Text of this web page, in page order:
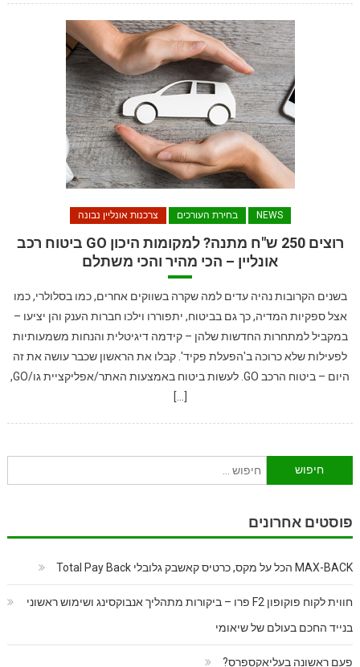
NEWS בחירת העורכים צרכנות אונליין נבונה
רוצים 250 ש"ח מתנה? למקומות היכון GO ביטוח רכב
אונליין – הכי מהיר והכי משתלם
בשנים הקרובות נהיה עדים למה שקרה בשווקים אחרים, כמו בסלולרי, כמו
אצל ספקיות המדיה, כך גם בביטוח, יתפוררו וילכו חברות הענק והן יציעו –
במקביל למתחרות החדשות שלהן – קידמה דיגיטלית והנחות משמעותיות
לפעילות שלא כרוכה ב'הפעלת פקיד'. קבלו את הראשון שכבר עושה את זה
היום – ביטוח הרכב GO. לעשות ביטוח באמצעות האתר/אפליקציית גו/GO,
[…]
חיפוש:
פוסטים אחרונים
MAX-BACK הכל על מקס, כרטיס קאשבק גלובלי Total Pay Back
חווית לקוח פוקופון F2 פרו – ביקורות מתהליך אנבוקסינג ושימוש ראשוני
בנייד החכם בעולם של שיאומי
פעם ראשונה בעליאקספרס?